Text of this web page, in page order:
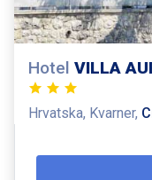
Hotel VILLA
Hrvatska, Kvarner,